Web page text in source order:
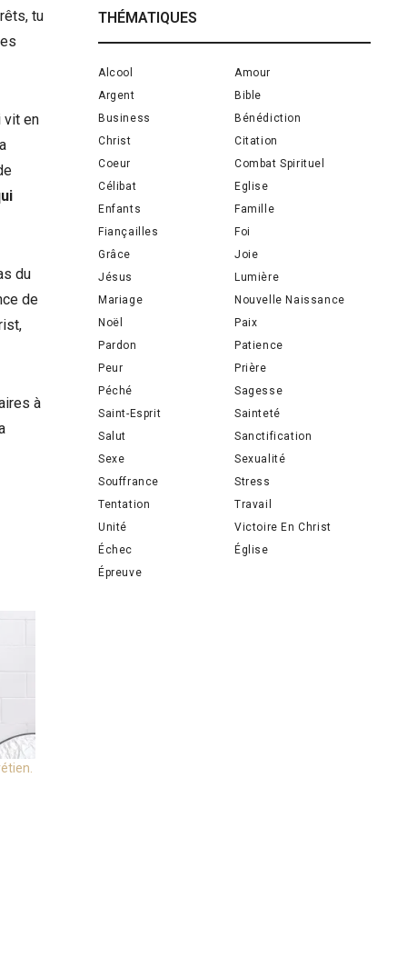
tu
vit en
du
de
à
THÉMATIQUES
Alcool
Amour
Argent
Bible
Business
Bénédiction
Christ
Citation
Coeur
Combat Spirituel
Célibat
Eglise
Enfants
Famille
Fiançailles
Foi
Grâce
Joie
Jésus
Lumière
Mariage
Nouvelle Naissance
Noël
Paix
Pardon
Patience
Peur
Prière
Péché
Sagesse
Saint-Esprit
Sainteté
Salut
Sanctification
Sexe
Sexualité
Souffrance
Stress
Tentation
Travail
Unité
Victoire En Christ
Échec
Église
Épreuve